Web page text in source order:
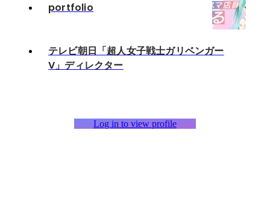
portfolio
テレビ朝日「超人女子戦士ガリベンガー
V」ディレクター
Log in to view profile